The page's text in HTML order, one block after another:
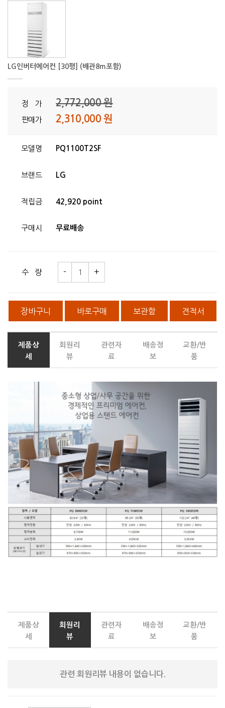
LG인버터에어컨 [30평] (배관8m포함)
정 가 2,772,000 원
판매가 2,310,000 원
모델명 PQ1100T2SF
브랜드 LG
적립금 42,920 point
구매시 무료배송
수 량
장바구니 바로구매 보관함 견적서
제품상
세
회원리
뷰
관련자
료
배송정
보
교환/반
품
제품상
세
회원리
뷰
관련자
료
배송정
보
교환/반
품
관련 회원리뷰 내용이 없습니다.